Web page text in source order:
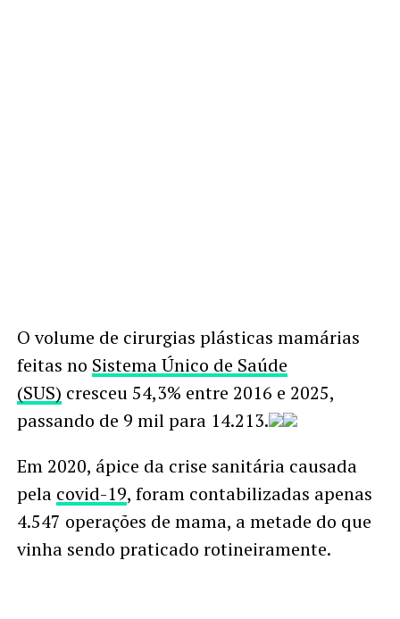
O volume de cirurgias plásticas mamárias
feitas no Sistema Único de Saúde
(SUS) cresceu 54,3% entre 2016 e 2025,
passando de 9 mil para 14.213.
Em 2020, ápice da crise sanitária causada
pela covid-19, foram contabilizadas apenas
4.547 operações de mama, a metade do que
vinha sendo praticado rotineiramente.